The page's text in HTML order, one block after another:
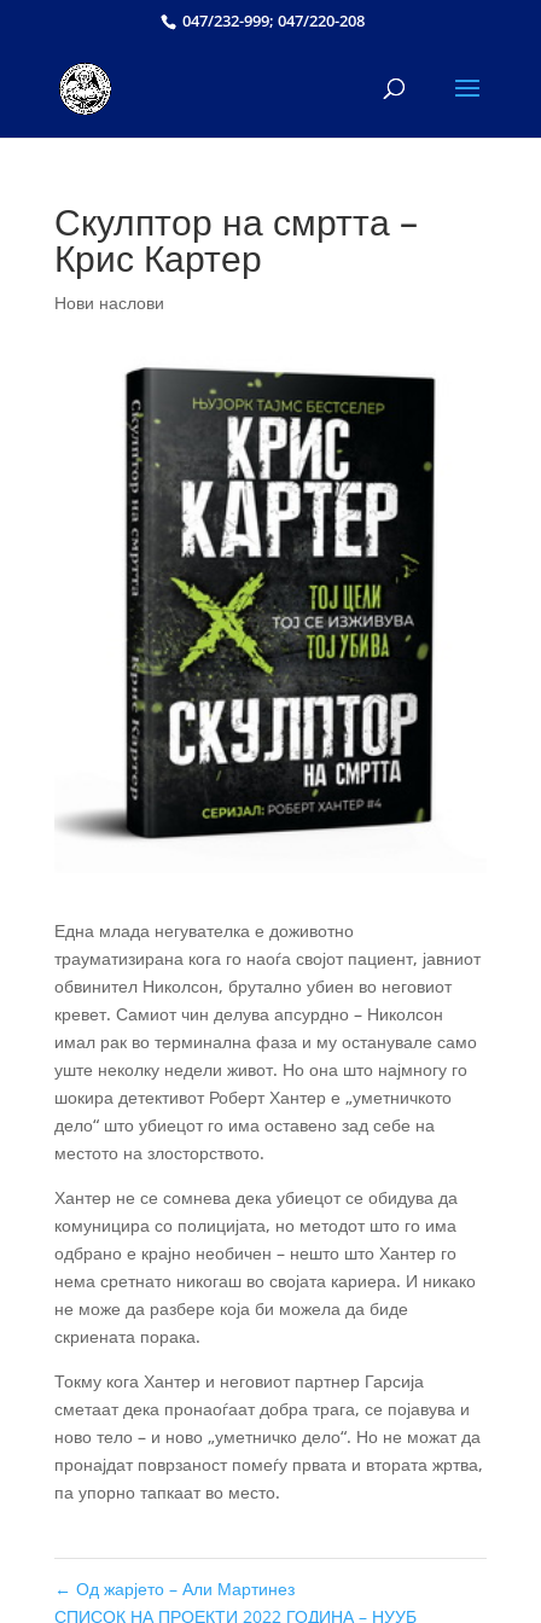
047/232-999; 047/220-208
Скулптор на смртта –
Крис Картер
Нови наслови
Една млада негувателка е доживотно
трауматизирана кога го наоѓа својот пациент, јавниот
обвинител Николсон, брутално убиен во неговиот
кревет. Самиот чин делува апсурдно – Николсон
имал рак во терминална фаза и му останувале само
уште неколку недели живот. Но она што најмногу го
шокира детективот Роберт Хантер е „уметничкото
дело“ што убиецот го има оставено зад себе на
местото на злосторството.
Хантер не се сомнева дека убиецот се обидува да
комуницира со полицијата, но методот што го има
одбрано е крајно необичен – нешто што Хантер го
нема сретнато никогаш во својата кариера. И никако
не може да разбере која би можела да биде
скриената порака.
Токму кога Хантер и неговиот партнер Гарсија
сметаат дека пронаоѓаат добра трага, се појавува и
ново тело – и ново „уметничко дело“. Но не можат да
пронајдат поврзаност помеѓу првата и втората жртва,
па упорно тапкаат во место.
← Од жарјето – Али Мартинез
СПИСОК НА ПРОЕКТИ 2022 ГОДИНА – НУУБ